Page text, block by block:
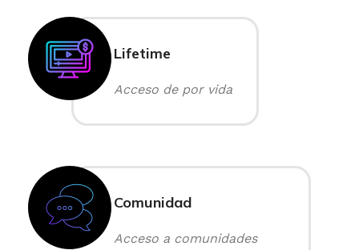
Lifetime
Acceso de por vida
Comunidad
Acceso a comunidades